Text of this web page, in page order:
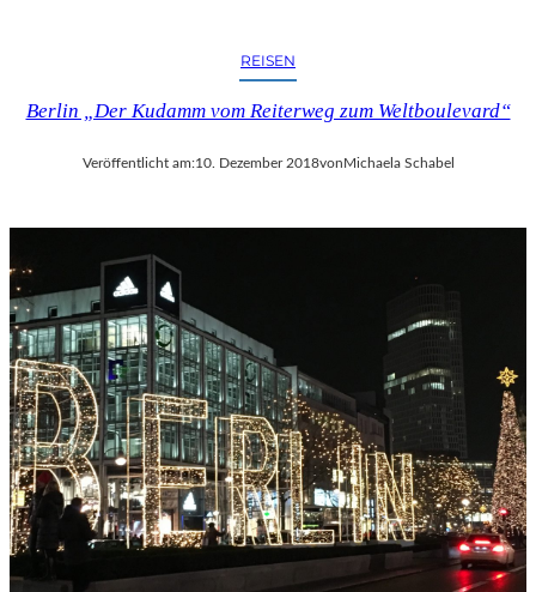
REISEN
Berlin „Der Kudamm vom Reiterweg zum Weltboulevard“
Veröffentlicht am:10. Dezember 2018vonMichaela Schabel